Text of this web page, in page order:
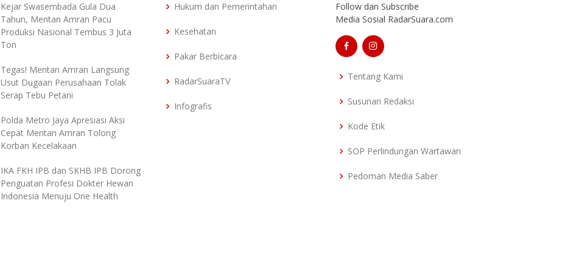
Kejar Swasembada Gula Dua
Tahun, Mentan Amran Pacu
Produksi Nasional Tembus 3 Juta
Ton
Tegas! Mentan Amran Langsung
Usut Dugaan Perusahaan Tolak
Serap Tebu Petani
Polda Metro Jaya Apresiasi Aksi
Cepat Mentan Amran Tolong
Korban Kecelakaan
IKA FKH IPB dan SKHB IPB Dorong
Penguatan Profesi Dokter Hewan
Indonesia Menuju One Health
Hukum dan Pemerintahan
Kesehatan
Pakar Berbicara
RadarSuaraTV
Infografis
Follow dan Subscribe
Media Sosial RadarSuara.com
Tentang Kami
Susunan Redaksi
Kode Etik
SOP Perlindungan Wartawan
Pedoman Media Saber